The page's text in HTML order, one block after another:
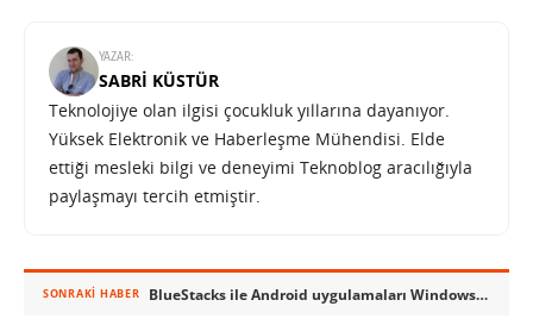
YAZAR:
SABRI KÜSTÜR
Teknolojiye olan ilgisi çocukluk yıllarına dayanıyor.
Yüksek Elektronik ve Haberleşme Mühendisi. Elde
ettiği mesleki bilgi ve deneyimi Teknoblog aracılığıyla
paylaşmayı tercih etmiştir.
SONRAKI HABER BlueStacks ile Android uygulamaları Windows PC’lerde çalışıyor – Video